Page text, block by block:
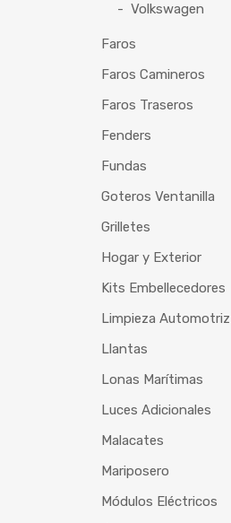
Volkswagen
Faros
Faros Camineros
Faros Traseros
Fenders
Fundas
Goteros Ventanilla
Grilletes
Hogar y Exterior
Kits Embellecedores
Limpieza Automotriz
Llantas
Lonas Marítimas
Luces Adicionales
Malacates
Mariposero
Módulos Eléctricos